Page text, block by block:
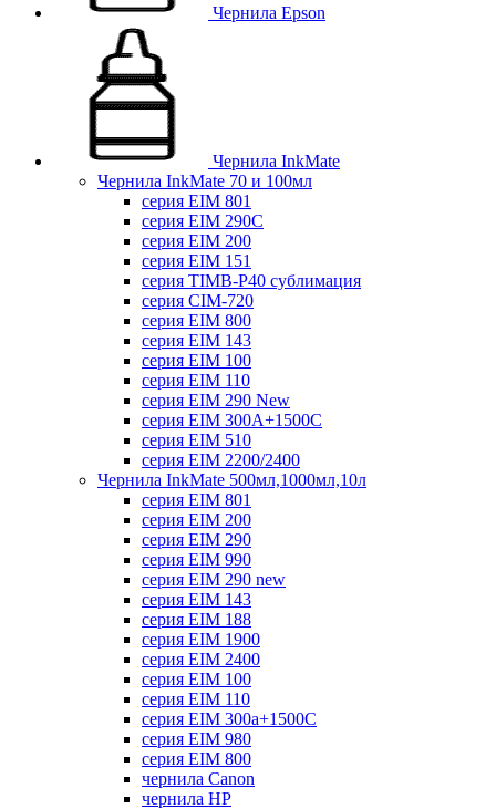
Чернила Epson
Чернила InkMate
Чернила InkMate 70 и 100мл
серия EIM 801
серия EIM 290C
серия EIM 200
серия EIM 151
серия TIMB-P40 сублимация
серия CIM-720
серия EIM 800
серия EIM 143
серия EIM 100
серия EIM 110
серия EIM 290 New
серия EIM 300А+1500С
серия EIM 510
серия EIM 2200/2400
Чернила InkMate 500мл,1000мл,10л
серия EIM 801
серия EIM 200
серия EIM 290
серия EIM 990
серия EIM 290 new
серия EIM 143
серия EIM 188
серия EIM 1900
серия EIM 2400
серия EIM 100
серия EIM 110
серия EIM 300a+1500C
серия EIM 980
серия EIM 800
чернила Canon
чернила HP